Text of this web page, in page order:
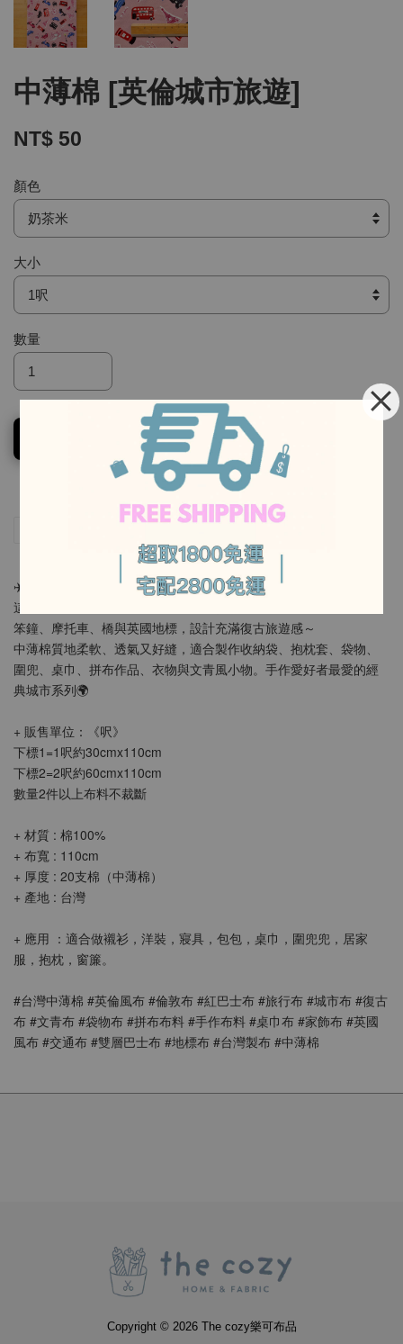
-
中薄棉 [英倫城市旅遊]
NT$ 50
顏色
大小
數量
✈️ 來一場浪漫的英倫之旅！
這款布料以倫敦城市元素為主題，包含紅色雙層巴士、電話亭、大
笨鐘、摩托車、橋與英國地標，設計充滿復古旅遊感～
中薄棉質地柔軟、透氣又好縫，適合製作收納袋、抱枕套、袋物、
圍兜、桌巾、拼布作品、衣物與文青風小物。手作愛好者最愛的經
典城市系列🌍
+ 販售單位：《呎》
下標1=1呎約30cmx110cm
下標2=2呎約60cmx110cm
數量2件以上布料不裁斷
+ 材質 : 棉100%
+ 布寬 : 110cm
+ 厚度 : 20支棉（中薄棉）
+ 產地 : 台灣
+ 應用 ：適合做襯衫，洋裝，寢具，包包，桌巾，圍兜兜，居家
服，抱枕，窗簾。
#台灣中薄棉 #英倫風布 #倫敦布 #紅巴士布 #旅行布 #城市布 #復古
布 #文青布 #袋物布 #拼布布料 #手作布料 #桌巾布 #家飾布 #英國
風布 #交通布 #雙層巴士布 #地標布 #台灣製布 #中薄棉
Copyright © 2026 The cozy樂可布品